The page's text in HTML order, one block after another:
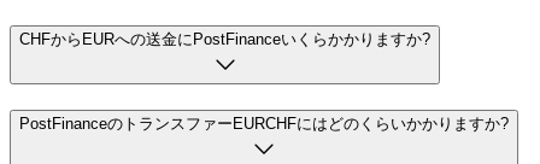
CHFからEURへの送金にPostFinanceいくらかかりますか?
PostFinanceのトランスファーEURCHFにはどのくらいかかりますか?